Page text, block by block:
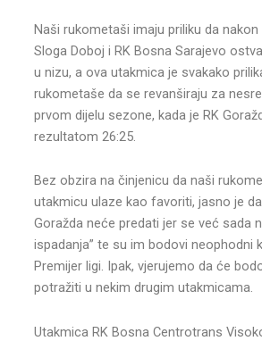
Naši rukometaši imaju priliku da nakon
Sloga Doboj i RK Bosna Sarajevo
u nizu, a ova utakmica je svakako
rukometaše da se revanširaju za
prvom dijelu sezone, kada je RK
rezultatom 26:25.
Bez obzira na činjenicu da naši
utakmicu ulaze kao favoriti, jasno je
Goražda neće predati jer se već sada
ispadanja” te su im bodovi neophodni
Premijer ligi. Ipak, vjerujemo da će
potražiti u nekim drugim utakmicama.
Utakmica RK Bosna Centrotrans